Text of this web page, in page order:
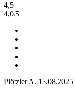
4,5
4,0/5
Plötzler A. 13.08.2025